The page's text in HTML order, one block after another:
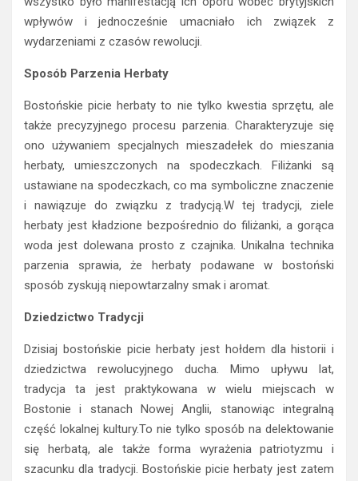
wpływów i jednocześnie umacniało ich związek z
wydarzeniami z czasów rewolucji.
Sposób Parzenia Herbaty
Bostońskie picie herbaty to nie tylko kwestia sprzętu, ale
także precyzyjnego procesu parzenia. Charakteryzuje się
ono używaniem specjalnych mieszadełek do mieszania
herbaty, umieszczonych na spodeczkach. Filiżanki są
ustawiane na spodeczkach, co ma symboliczne znaczenie
i nawiązuje do związku z tradycją.W tej tradycji, ziele
herbaty jest kładzione bezpośrednio do filiżanki, a gorąca
woda jest dolewana prosto z czajnika. Unikalna technika
parzenia sprawia, że herbaty podawane w bostoński
sposób zyskują niepowtarzalny smak i aromat.
Dziedzictwo Tradycji
Dzisiaj bostońskie picie herbaty jest hołdem dla historii i
dziedzictwa rewolucyjnego ducha. Mimo upływu lat,
tradycja ta jest praktykowana w wielu miejscach w
Bostonie i stanach Nowej Anglii, stanowiąc integralną
część lokalnej kultury.To nie tylko sposób na delektowanie
się herbatą, ale także forma wyrażenia patriotyzmu i
szacunku dla tradycji. Bostońskie picie herbaty jest zatem